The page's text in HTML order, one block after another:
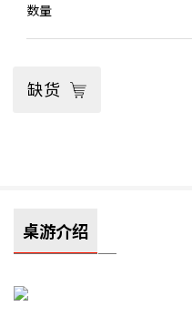
数量
缺货
桌游介绍